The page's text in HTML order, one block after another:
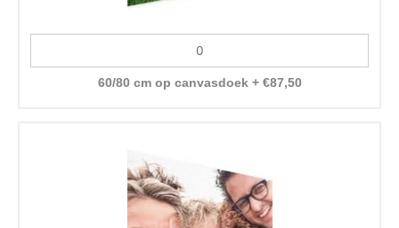
60/80 cm op canvasdoek+ €87,50